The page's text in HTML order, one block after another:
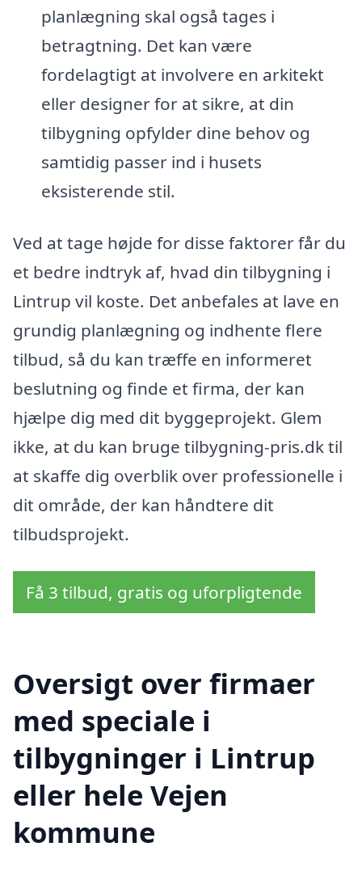
planlægning skal også tages i
betragtning. Det kan være
fordelagtigt at involvere en arkitekt
eller designer for at sikre, at din
tilbygning opfylder dine behov og
samtidig passer ind i husets
eksisterende stil.
Ved at tage højde for disse faktorer får du
et bedre indtryk af, hvad din tilbygning i
Lintrup vil koste. Det anbefales at lave en
grundig planlægning og indhente flere
tilbud, så du kan træffe en informeret
beslutning og finde et firma, der kan
hjælpe dig med dit byggeprojekt. Glem
ikke, at du kan bruge tilbygning-pris.dk til
at skaffe dig overblik over professionelle i
dit område, der kan håndtere dit
tilbudsprojekt.
Få 3 tilbud, gratis og uforpligtende
Oversigt over firmaer
med speciale i
tilbygninger i Lintrup
eller hele Vejen
kommune